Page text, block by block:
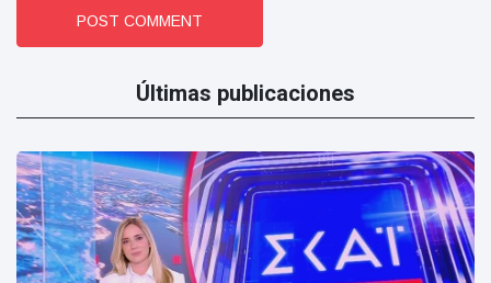
POST COMMENT
Últimas publicaciones